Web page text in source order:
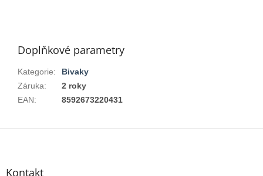
Doplňkové parametry
Kategorie:
Bivaky
Záruka:
2 roky
EAN: 8592673220431
Z
Kontakt